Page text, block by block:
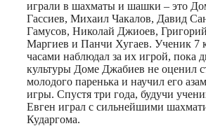
играли в шахматы и шашки – это
Гассиев, Михаил Чакалов, Давид
Гамусов, Николай Джиоев,
Маргиев и Панчи Хугаев. Ученик 7
часами наблюдал за их игрой, пока
культуры Доме Джабиев не оценил
молодого паренька и научил его
игры. Спустя три года, будучи
Евген играл с сильнейшими
Кударгома.